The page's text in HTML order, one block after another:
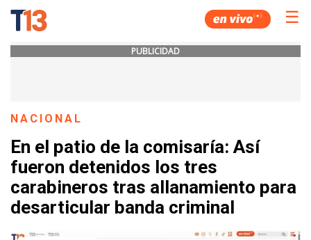
☰
PUBLICIDAD
NACIONAL
En el patio de la comisaría: Así
fueron detenidos los tres
carabineros tras allanamiento para
desarticular banda criminal